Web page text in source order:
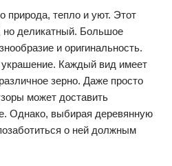
природа, тепло и уют. Этот
но деликатный. Большое
и оригинальность.
Каждый вид имеет
зерно. Даже просто
может доставить
Однако, выбирая деревянную
о ней должным